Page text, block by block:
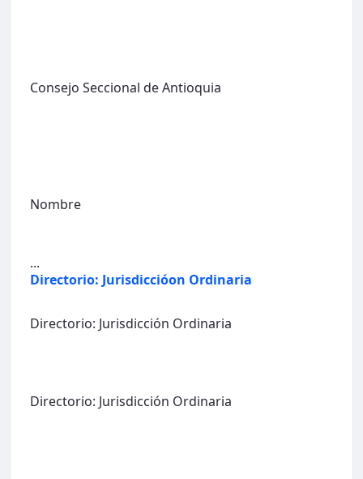
Consejo Seccional de Antioquia
Nombre
...
Directorio: Jurisdiccióon Ordinaria
Directorio: Jurisdicción Ordinaria
Directorio: Jurisdicción Ordinaria